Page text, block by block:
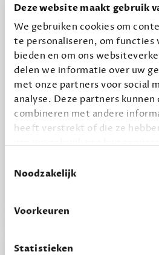
Deze website maakt gebruik
We gebruiken cookies om
te personaliseren, om functies
bieden en om ons
delen we informatie over uw
met onze partners voor social
analyse. Deze partners kunnen
combineren met andere
heeft verstrekt of die ze
grondslag gebeurt, en er niet
wordt verwerkt. Gevoelige
Noodzakelijk
Voorkeuren
Statistieken
halen.
12,50 per maand,
Geef
Alles van Dewey Free
Vooraf een tipje van de sluier,